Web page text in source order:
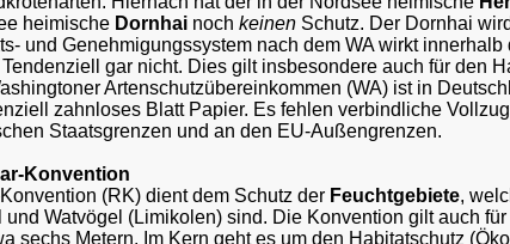
heimische Dornhai noch keinen Schutz. Der Dornhai
und Genehmigungssystem nach dem WA wirkt
gar nicht. Dies gilt insbesondere auch für den
Artenschutzübereinkommen (WA) ist in
zahnloses Blatt Papier. Es fehlen verbindliche
Staatsgrenzen und an den EU-Außengrenzen.
Konvention
(RK) dient dem Schutz der Feuchtgebiete,
und Watvögel (Limikolen) sind. Die Konvention gilt auch
sechs Metern. Im Kern geht es um den Habitatschutz